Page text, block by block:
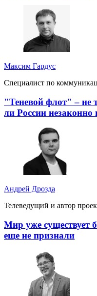
Максим Гардус
Специалист по
"Теневой флот" – не
ли России
Андрей Дрозда
Телеведущий и автор
Мир уже существует
еще не признали